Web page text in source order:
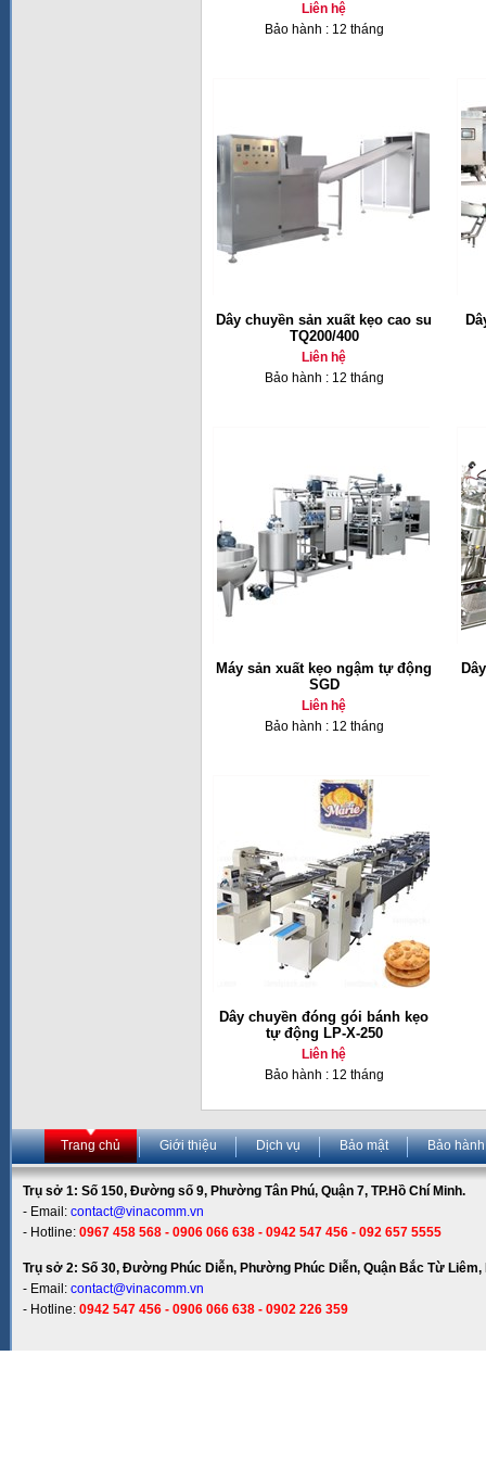
Liên hệ
Bảo hành : 12 tháng
Dây chuyền sản xuất kẹo cao su
TQ200/400
Liên hệ
Bảo hành : 12 tháng
Máy sản xuất kẹo ngậm tự động
SGD
Liên hệ
Bảo hành : 12 tháng
Dây chuyền đóng gói bánh kẹo
tự động LP-X-250
Liên hệ
Bảo hành : 12 tháng
Trang chủ Giới thiệu Dịch vụ Bảo mật Bảo hành
Trụ sở 1: Số 150, Đường số 9, Phường Tân Phú, Quận 7, TP.Hồ Chí Minh.
- Email: contact@vinacomm.vn
- Hotline: 0967 458 568 - 0906 066 638 - 0942 547 456 - 092 657 5555
Trụ sở 2: Số 30, Đường Phúc Diễn, Phường Phúc Diễn, Quận Bắc Từ Liêm,
- Email: contact@vinacomm.vn
- Hotline: 0942 547 456 - 0906 066 638 - 0902 226 359